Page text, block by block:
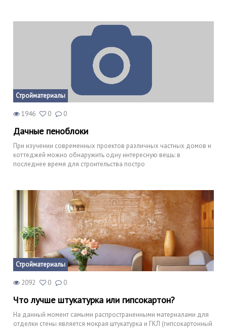
Стройматериалы
1946 0 0
Дачные пеноблоки
При изучении современных проектов различных частных домов и
коттеджей можно обнаружить одну интересную вещь: в
последнее время для строительства постро
Стройматериалы
2092 0 0
Что лучше штукатурка или гипсокартон?
На данный момент самыми распространенными материалами для
отделки стены является мокрая штукатурка и ГКЛ (гипсокартонный